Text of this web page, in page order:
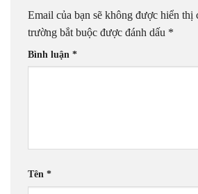
Email của bạn sẽ không được hiển thị
trường bắt buộc được đánh dấu *
Bình luận *
Tên *